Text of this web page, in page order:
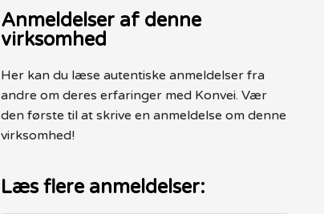
Anmeldelser af denne
virksomhed
Her kan du læse autentiske anmeldelser fra
andre om deres erfaringer med Konvei. Vær
den første til at skrive en anmeldelse om denne
virksomhed!
Læs flere anmeldelser: